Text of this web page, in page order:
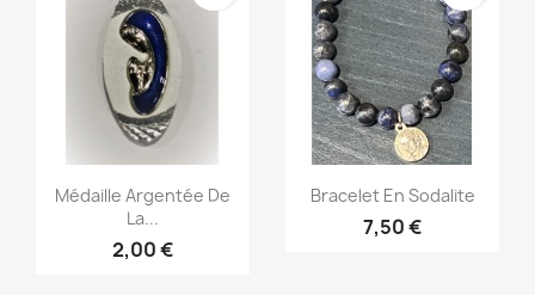
Aperçu rapide
Médaille Argentée De
La...
2,00 €
Aperçu rapide
Bracelet En Sodalite
7,50 €